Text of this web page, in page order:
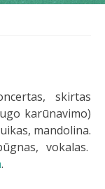
skirtas
karūnavimo)
mandolina.
vokalas.
.